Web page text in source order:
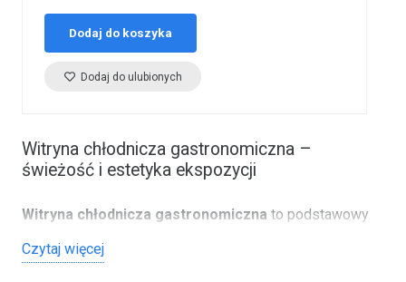
Dodaj do koszyka
Dodaj do ulubionych
Witryna chłodnicza gastronomiczna –
świeżość i estetyka ekspozycji
Witryna chłodnicza gastronomiczna to podstawowy
element wyposażenia restauracji, kawiarni, cukierni,
sklepów spożywczych i stacji benzynowych. Umożliwia
Czytaj więcej